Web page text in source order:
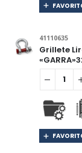
41110635
Grillete